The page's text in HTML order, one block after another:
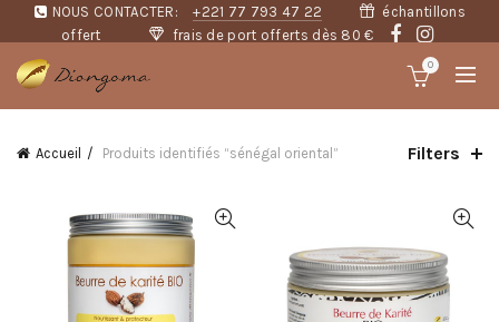
NOUS CONTACTER: +221 77 793 47 22
échantillons
offert
frais de port offerts dès 80 €
0
Accueil Produits identifiés “sénégal oriental” Filters